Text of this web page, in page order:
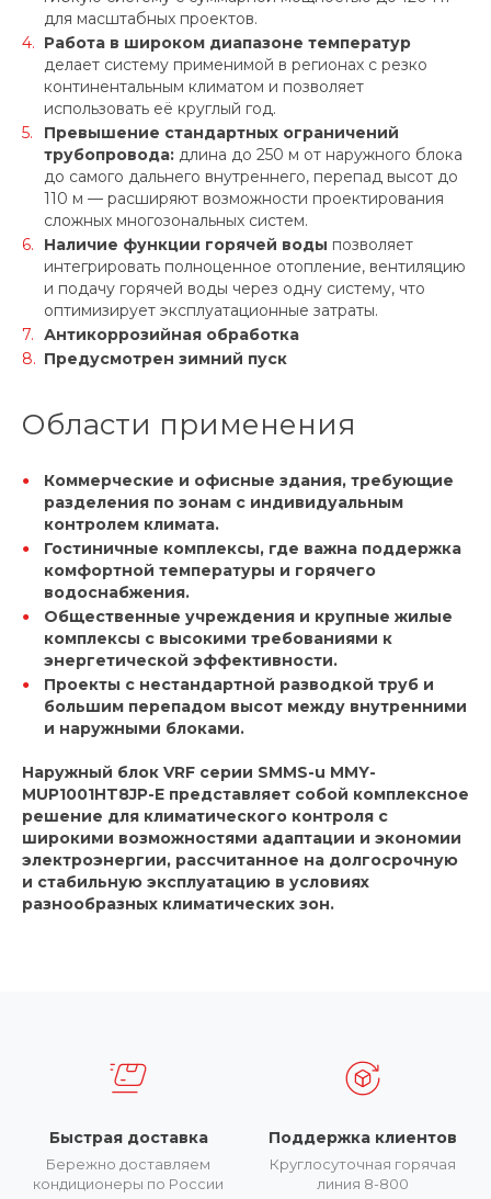
для масштабных проектов.
Работа в широком диапазоне температур
делает систему применимой в регионах с резко
континентальным климатом и позволяет
использовать её круглый год.
Превышение стандартных ограничений
трубопровода: длина до 250 м от наружного блока
до самого дальнего внутреннего, перепад высот до
110 м — расширяют возможности проектирования
сложных многозональных систем.
Наличие функции горячей воды позволяет
интегрировать полноценное отопление, вентиляцию
и подачу горячей воды через одну систему, что
оптимизирует эксплуатационные затраты.
Антикоррозийная обработка
Предусмотрен зимний пуск
Области применения
Коммерческие и офисные здания, требующие
разделения по зонам с индивидуальным
контролем климата.
Гостиничные комплексы, где важна поддержка
комфортной температуры и горячего
водоснабжения.
Общественные учреждения и крупные жилые
комплексы с высокими требованиями к
энергетической эффективности.
Проекты с нестандартной разводкой труб и
большим перепадом высот между внутренними
и наружными блоками.
Наружный блок VRF серии SMMS-u MMY-
MUP1001HT8JP-E представляет собой комплексное
решение для климатического контроля с
широкими возможностями адаптации и экономии
электроэнергии, рассчитанное на долгосрочную
и стабильную эксплуатацию в условиях
разнообразных климатических зон.
Быстрая доставка
Бережно доставляем
кондиционеры по России
Поддержка клиентов
Круглосуточная горячая
линия 8-800